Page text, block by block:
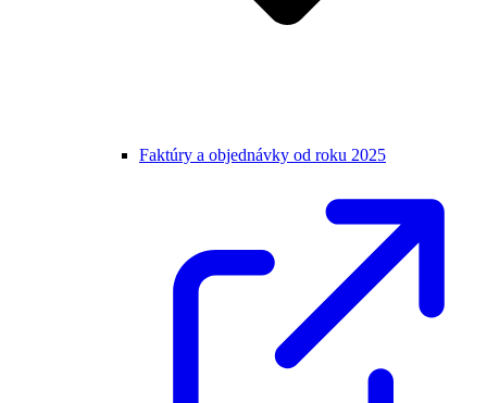
Faktúry a objednávky od roku 2025